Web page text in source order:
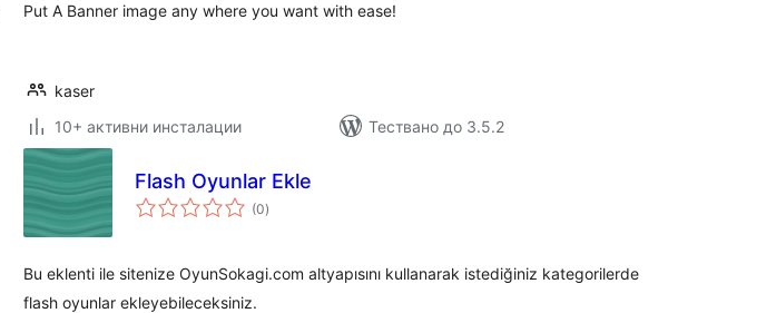
Put A Banner image any where you want with ease!
kaser
10+ активни инсталации
Тествано до 3.5.2
Flash Oyunlar Ekle
(0общо
оценки
)
Bu eklenti ile sitenize OyunSokagi.com altyapısını kullanarak istediğiniz kategorilerde
flash oyunlar ekleyebileceksiniz.